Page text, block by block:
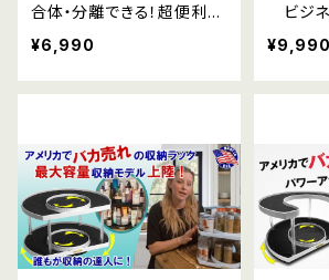
合体・分離できる！超便利な
2 in 1 合体ボディバック
¥6,990
ビジネ
マ「ビズ
¥9,990